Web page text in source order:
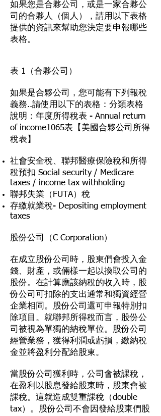
如果您是合夥公司，或是一家合夥公
司的合夥人（個人），請用以下表格
提供的資訊來幫助您決定要申報哪些
表格。
表 1（合夥公司）
如果是合夥公司，您可能有下列報稅
義務..請使用以下的表格：分類表格
說明：年度所得稅表 - Annual return
of income1065表【美國合夥公司所得
稅表】
社會安全稅、聯邦醫療保險稅和所得
稅預扣 Social security / Medicare
taxes / income tax withholding
聯邦失業（FUTA）稅
存繳就業稅- Depositing employment
taxes
股份公司（C Corporation）
在成立股份公司時，股東們會投入金
錢、財產，或倆樣一起以換取公司的
股份。在計算應該納稅的收入時，股
份公司可扣除的支出通常和獨資經營
企業相同。股份公司還可申報特別扣
除項目。就聯邦所得稅而言，股份公
司被視為單獨的納稅單位。股份公司
經營業務，獲得利潤或虧損，繳納稅
金並將盈利分配給股東。
當股份公司獲利時，公司會被課稅，
在盈利以股息發給股東時，股東會被
課稅。這就造成雙重課稅（double
tax）。股份公司不會因發給股東們股